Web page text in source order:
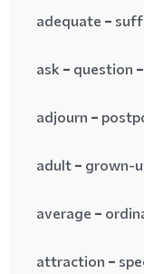
adequate =
ask = question
adjourn =
adult = grown-
average =
attraction =